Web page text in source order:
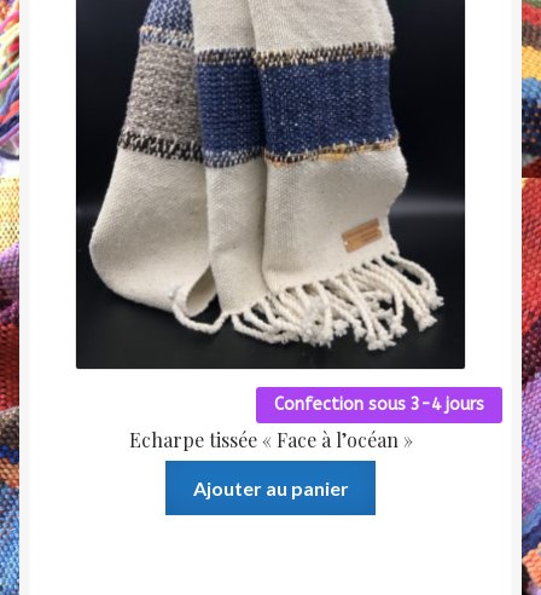
sur
la
page
du
produit
Confection sous 3-4 jours
Echarpe tissée « Face à l’océan »
Ajouter au panier